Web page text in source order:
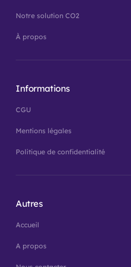
Notre solution CO2
À propos
Informations
CGU
Mentions légales
Politique de confidentialité
Autres
Accueil
A propos